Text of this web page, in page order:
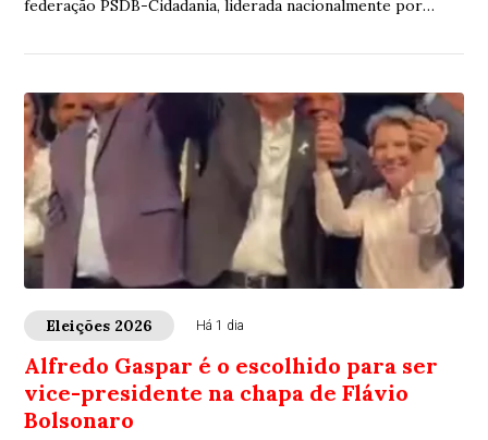
federação PSDB-Cidadania, liderada nacionalmente por
Eleições 2026 Há 1 dia
Alfredo Gaspar é o escolhido para ser
vice-presidente na chapa de Flávio
Bolsonaro